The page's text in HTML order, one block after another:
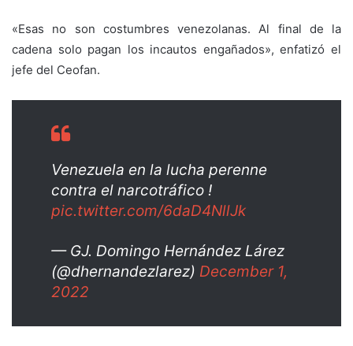
«Esas no son costumbres venezolanas. Al final de la
cadena solo pagan los incautos engañados», enfatizó el
jefe del Ceofan.
Venezuela en la lucha perenne
contra el narcotráfico !
pic.twitter.com/6daD4NllJk
— GJ. Domingo Hernández Lárez
(@dhernandezlarez) December 1,
2022